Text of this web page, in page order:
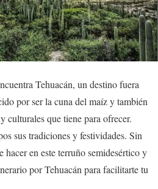
Tehuacán, un destino fuera
por ser la cuna del maíz y también
culturales que tiene para ofrecer.
sus tradiciones y festividades. Sin
hacer en este terruño semidesértico y
por Tehuacán para facilitarte tu